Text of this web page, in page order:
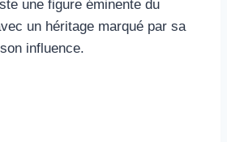
une figure éminente du
un héritage marqué par sa
influence.